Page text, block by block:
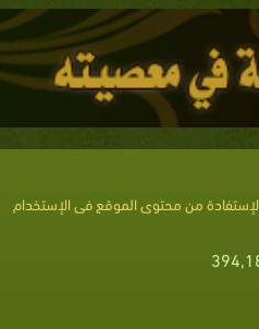
من محتوى الموقع فى الإستخدام